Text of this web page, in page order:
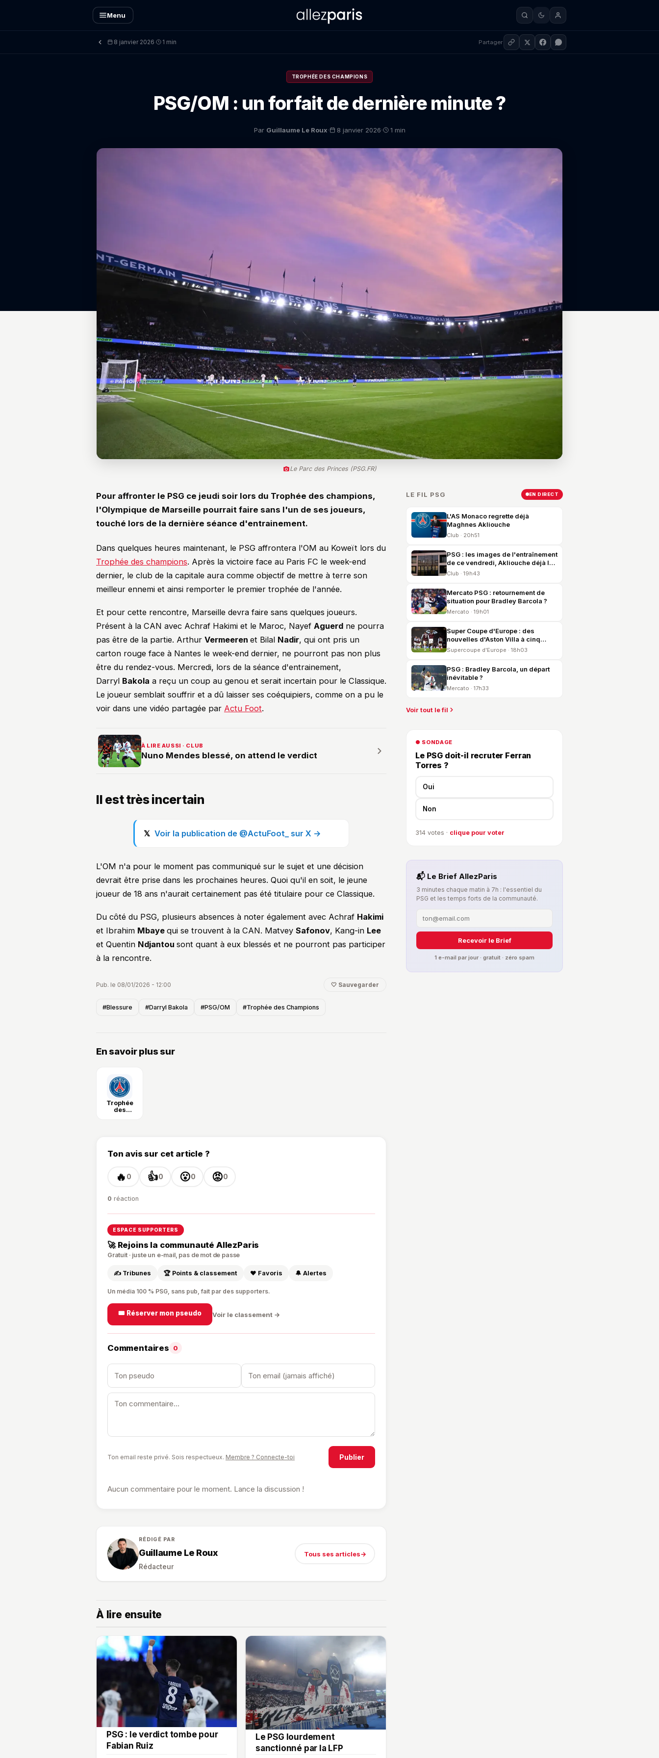
Menu
8 janvier 2026· 1 min Partager
TROPHÉE DES CHAMPIONS
PSG/OM : un forfait de dernière minute ?
Par Guillaume Le Roux· 8 janvier 2026· 1 min
Le Parc des Princes (PSG.FR)
Pour affronter le PSG ce jeudi soir lors du Trophée des champions,
l'Olympique de Marseille pourrait faire sans l'un de ses joueurs,
touché lors de la dernière séance d'entrainement.
Dans quelques heures maintenant, le PSG affrontera l'OM au Koweït lors du
Trophée des champions. Après la victoire face au Paris FC le week-end
dernier, le club de la capitale aura comme objectif de mettre à terre son
meilleur ennemi et ainsi remporter le premier trophée de l'année.
Et pour cette rencontre, Marseille devra faire sans quelques joueurs.
Présent à la CAN avec Achraf Hakimi et le Maroc, Nayef Aguerd ne pourra
pas être de la partie. Arthur Vermeeren et Bilal Nadir, qui ont pris un
carton rouge face à Nantes le week-end dernier, ne pourront pas non plus
être du rendez-vous. Mercredi, lors de la séance d'entrainement,
Darryl Bakola a reçu un coup au genou et serait incertain pour le Classique.
Le joueur semblait souffrir et a dû laisser ses coéquipiers, comme on a pu le
voir dans une vidéo partagée par Actu Foot.
À LIRE AUSSI · CLUB
Nuno Mendes blessé, on attend le verdict
Il est très incertain
Voir la publication de @ActuFoot_ sur X →
L'OM n'a pour le moment pas communiqué sur le sujet et une décision
devrait être prise dans les prochaines heures. Quoi qu'il en soit, le jeune
joueur de 18 ans n'aurait certainement pas été titulaire pour ce Classique.
Du côté du PSG, plusieurs absences à noter également avec Achraf Hakimi
et Ibrahim Mbaye qui se trouvent à la CAN. Matvey Safonov, Kang-in Lee
et Quentin Ndjantou sont quant à eux blessés et ne pourront pas participer
à la rencontre.
Pub. le 08/01/2026 - 12:00 🤍 Sauvegarder
#Blessure #Darryl Bakola #PSG/OM #Trophée des Champions
En savoir plus sur
Trophée
des
Ton avis sur cet article ?
🔥 0 👍0 😮0 😡0
0 réaction
ESPACE SUPPORTERS
🚀 Rejoins la communauté AllezParis
Gratuit · juste un e-mail, pas de mot de passe
✍️ Tribunes 🏆 Points & classement ❤️ Favoris 🔔 Alertes
Un média 100 % PSG, sans pub, fait par des supporters.
🎟️ Réserver mon pseudo Voir le classement →
Commentaires 0
Ton email reste privé. Sois respectueux. Membre ? Connecte-toi Publier
Aucun commentaire pour le moment. Lance la discussion !
RÉDIGÉ PAR
Guillaume Le Roux
Rédacteur
Tous ses articles→
À lire ensuite
PSG : le verdict tombe pour
Fabian Ruiz
Le PSG lourdement
sanctionné par la LFP
LE FIL PSG EN DIRECT
L'AS Monaco regrette déjà
Maghnes Akliouche
Club · 20h51
PSG : les images de l'entraînement
de ce vendredi, Akliouche déjà là
et United en vue
Club · 19h43
Mercato PSG : retournement de
situation pour Bradley Barcola ?
Mercato · 19h01
Super Coupe d'Europe : des
nouvelles d'Aston Villa à cinq
jours du PSG
Supercoupe d'Europe · 18h03
PSG : Bradley Barcola, un départ
inévitable ?
Mercato · 17h33
Voir tout le fil
● SONDAGE
Le PSG doit-il recruter Ferran
Torres ?
Oui
Non
314 votes · clique pour voter
📬 Le Brief AllezParis
3 minutes chaque matin à 7h : l'essentiel du
PSG et les temps forts de la communauté.
Recevoir le Brief
1 e-mail par jour · gratuit · zéro spam